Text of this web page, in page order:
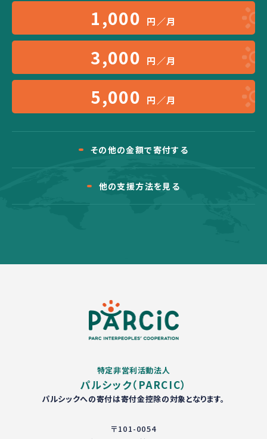
1,000 円／月
3,000 円／月
5,000 円／月
その他の金額で寄付する
他の支援方法を見る
特定非営利活動法人
パルシック（PARCIC）
パルシックへの寄付は寄付金控除の対象となります。
〒101-0054